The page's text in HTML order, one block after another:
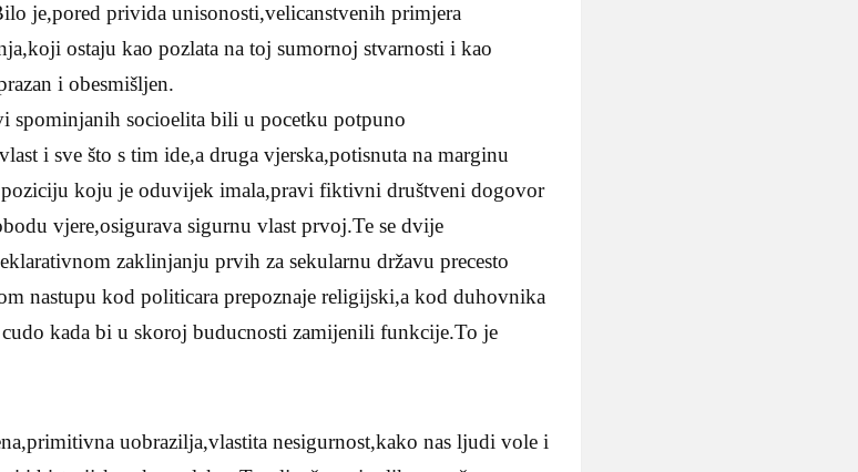
je,pored privida unisonosti,velicanstvenih primjera
ostaju kao pozlata na toj sumornoj stvarnosti i kao
i obesmišljen.
spominjanih socioelita bili u pocetku potpuno
i sve što s tim ide,a druga vjerska,potisnuta na marginu
koju je oduvijek imala,pravi fiktivni društveni dogovor
vjere,osigurava sigurnu vlast prvoj.Te se dvije
zaklinjanju prvih za sekularnu državu precesto
nastupu kod politicara prepoznaje religijski,a kod duhovnika
kada bi u skoroj buducnosti zamijenili funkcije.To je
uobrazilja,vlastita nesigurnost,kako nas ljudi vole i